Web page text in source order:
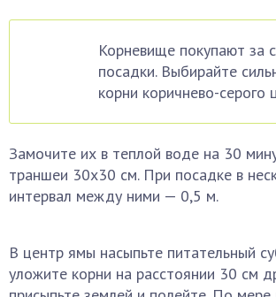
Корневище покупают за
посадки. Выбирайте
корни коричнево-серого
Замочите их в теплой воде на 30
траншеи 30х30 см. При посадке в
интервал между ними — 0,5 м.
В центр ямы насыпьте питательный
уложите корни на расстоянии 30 см